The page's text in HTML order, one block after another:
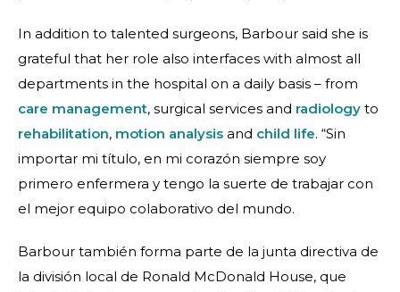
In addition to talented surgeons, Barbour said she is
grateful that her role also interfaces with almost all
departments in the hospital on a daily basis – from
care management, surgical services and radiology to
rehabilitation, motion analysis and child life. “Sin
importar mi título, en mi corazón siempre soy
primero enfermera y tengo la suerte de trabajar con
el mejor equipo colaborativo del mundo.
Barbour también forma parte de la junta directiva de
la división local de Ronald McDonald House, que